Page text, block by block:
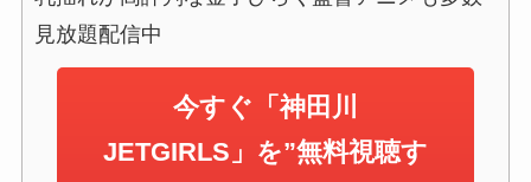
見放題配信中
今すぐ「神田川
JETGIRLS」を”無料視聴す